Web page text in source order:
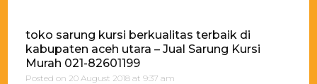
toko sarung kursi berkualitas terbaik di
kabupaten aceh utara – Jual Sarung Kursi
Murah 021-82601199
Posted on 20 August 2018 at 9:37 am